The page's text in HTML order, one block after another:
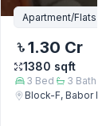
Apartment/Flats
1.30 Cr
1380 sqft
3 Bed 3 Bath
Block-F, Babor